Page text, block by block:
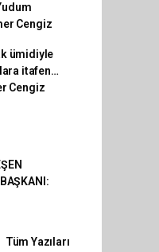
Cengiz
ümidiyle
itafen…
Cengiz
Tüm Yazıları